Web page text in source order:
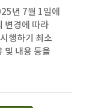
년 7월 1일에
변경에 따라
행하기 최소
및 내용 등을